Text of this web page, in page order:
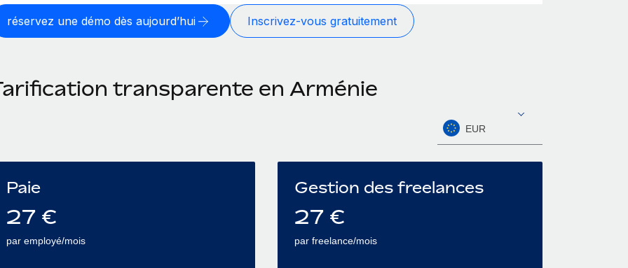
réservez une démo dès aujourd’hui Inscrivez-vous gratuitement
transparente en Arménie
EUR
Paie
27 €
par employé/mois
Gestion des freelances
27 €
par freelance/mois